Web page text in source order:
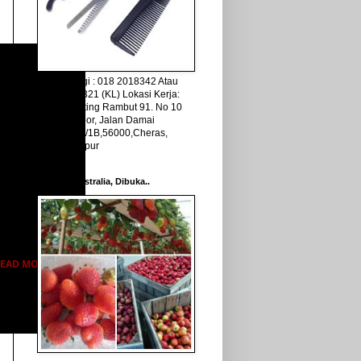
MORE
Sla hubungi : 018 2018342 Atau
011 33111321 (KL) Lokasi Kerja:
Kedai Gunting Rambut 91. No 10
Ground Floor, Jalan Damai
Perdana, 5/1B,56000,Cheras,
Kuala Lumpur
Kerja Di Australia, Dibuka..